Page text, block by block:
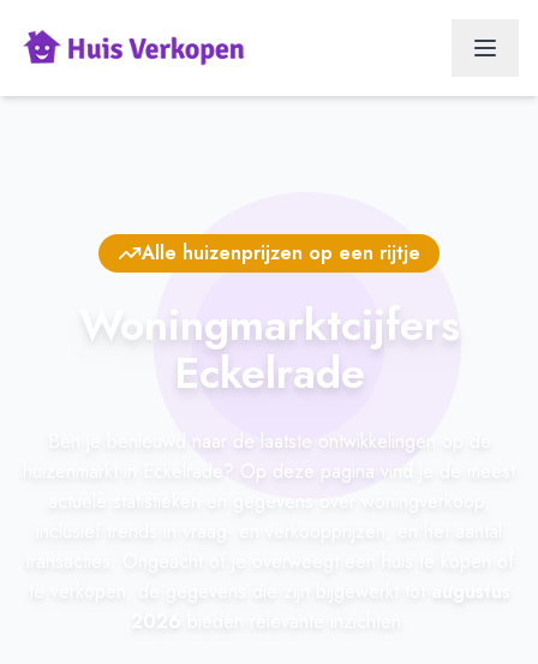
Alle huizenprijzen op een rijtje
Woningmarktcijfers
Eckelrade
Ben je benieuwd naar de laatste ontwikkelingen op de
huizenmarkt in Eckelrade? Op deze pagina vind je de meest